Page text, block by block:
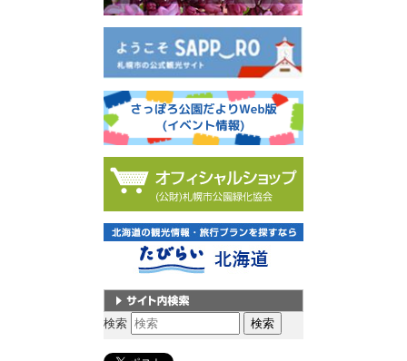
サイト内検索
検索